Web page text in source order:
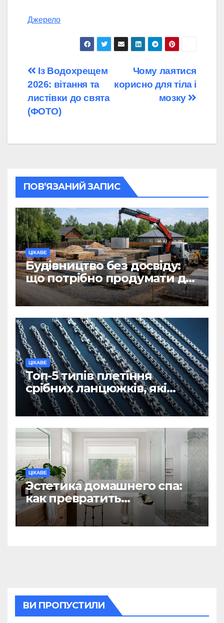
Джерело
Навігація
записів
Чому лаятися
корисно для тіла і
мозку
Із Водохрещем
2026: вітання та
листівки до свята
(ФОТО)
ПОВ’ЯЗАНИЙ ЗАПИС
ЦІКАВЕ
Будівництво без досвіду:
що потрібно продумати до
першої доставки на
ділянку
ЦІКАВЕ
Топ-5 типів плетіння
срібних ланцюжків, які
вважаються
найнадійнішими
ЦІКАВЕ
Эстетика домашнего спа:
как превратить
ежедневную гигиену в
восстанавливающий
ВИ ПРОПУСТИЛИ